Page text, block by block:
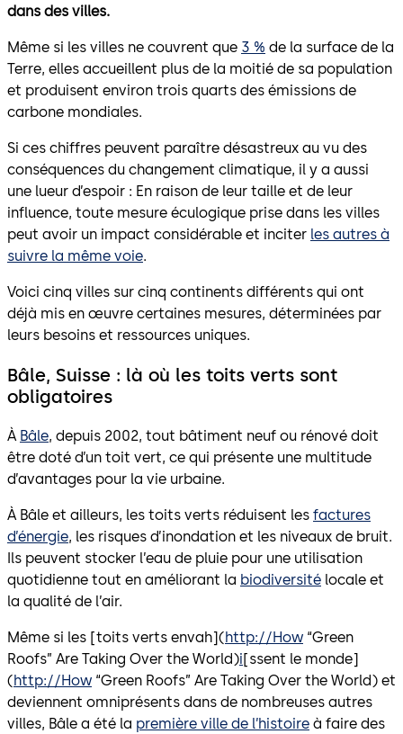
dans des villes.
Même si les villes ne couvrent que 3 % de la surface de la
Terre, elles accueillent plus de la moitié de sa population
et produisent environ trois quarts des émissions de
carbone mondiales.
Si ces chiffres peuvent paraître désastreux au vu des
conséquences du changement climatique, il y a aussi
une lueur d’espoir : En raison de leur taille et de leur
influence, toute mesure éculogique prise dans les villes
peut avoir un impact considérable et inciter les autres à
suivre la même voie.
Voici cinq villes sur cinq continents différents qui ont
déjà mis en œuvre certaines mesures, déterminées par
leurs besoins et ressources uniques.
Bâle, Suisse : là où les toits verts sont
obligatoires
À Bâle, depuis 2002, tout bâtiment neuf ou rénové doit
être doté d’un toit vert, ce qui présente une multitude
d’avantages pour la vie urbaine.
À Bâle et ailleurs, les toits verts réduisent les factures
d’énergie, les risques d’inondation et les niveaux de bruit.
Ils peuvent stocker l’eau de pluie pour une utilisation
quotidienne tout en améliorant la biodiversité locale et
la qualité de l’air.
Même si les [toits verts envah](http://How “Green
Roofs” Are Taking Over the World)i[ssent le monde]
(http://How “Green Roofs” Are Taking Over the World) et
deviennent omniprésents dans de nombreuses autres
villes, Bâle a été la première ville de l’histoire à faire des